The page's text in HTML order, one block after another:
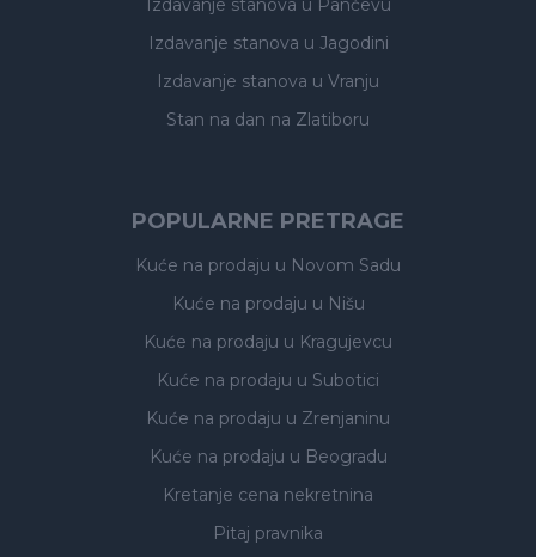
Izdavanje stanova u Pančevu
Izdavanje stanova u Jagodini
Izdavanje stanova u Vranju
Stan na dan na Zlatiboru
POPULARNE PRETRAGE
Kuće na prodaju u Novom Sadu
Kuće na prodaju u Nišu
Kuće na prodaju u Kragujevcu
Kuće na prodaju u Subotici
Kuće na prodaju u Zrenjaninu
Kuće na prodaju u Beogradu
Kretanje cena nekretnina
Pitaj pravnika